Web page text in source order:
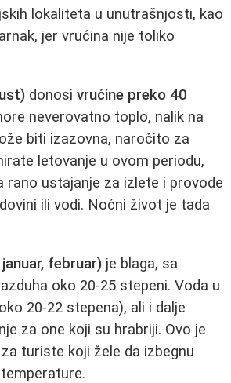
lokaliteta u unutrašnjosti, kao
jer vrućina nije toliko
donosi vrućine preko 40
neverovatno toplo, nalik na
biti izazovna, naročito za
letovanje u ovom periodu,
rano ustajanje za izlete i provode
ili vodi. Noćni život je tada
februar) je blaga, sa
oko 20-25 stepeni. Voda u
20-22 stepena), ali i dalje
za one koji su hrabriji. Ovo je
turiste koji žele da izbegnu